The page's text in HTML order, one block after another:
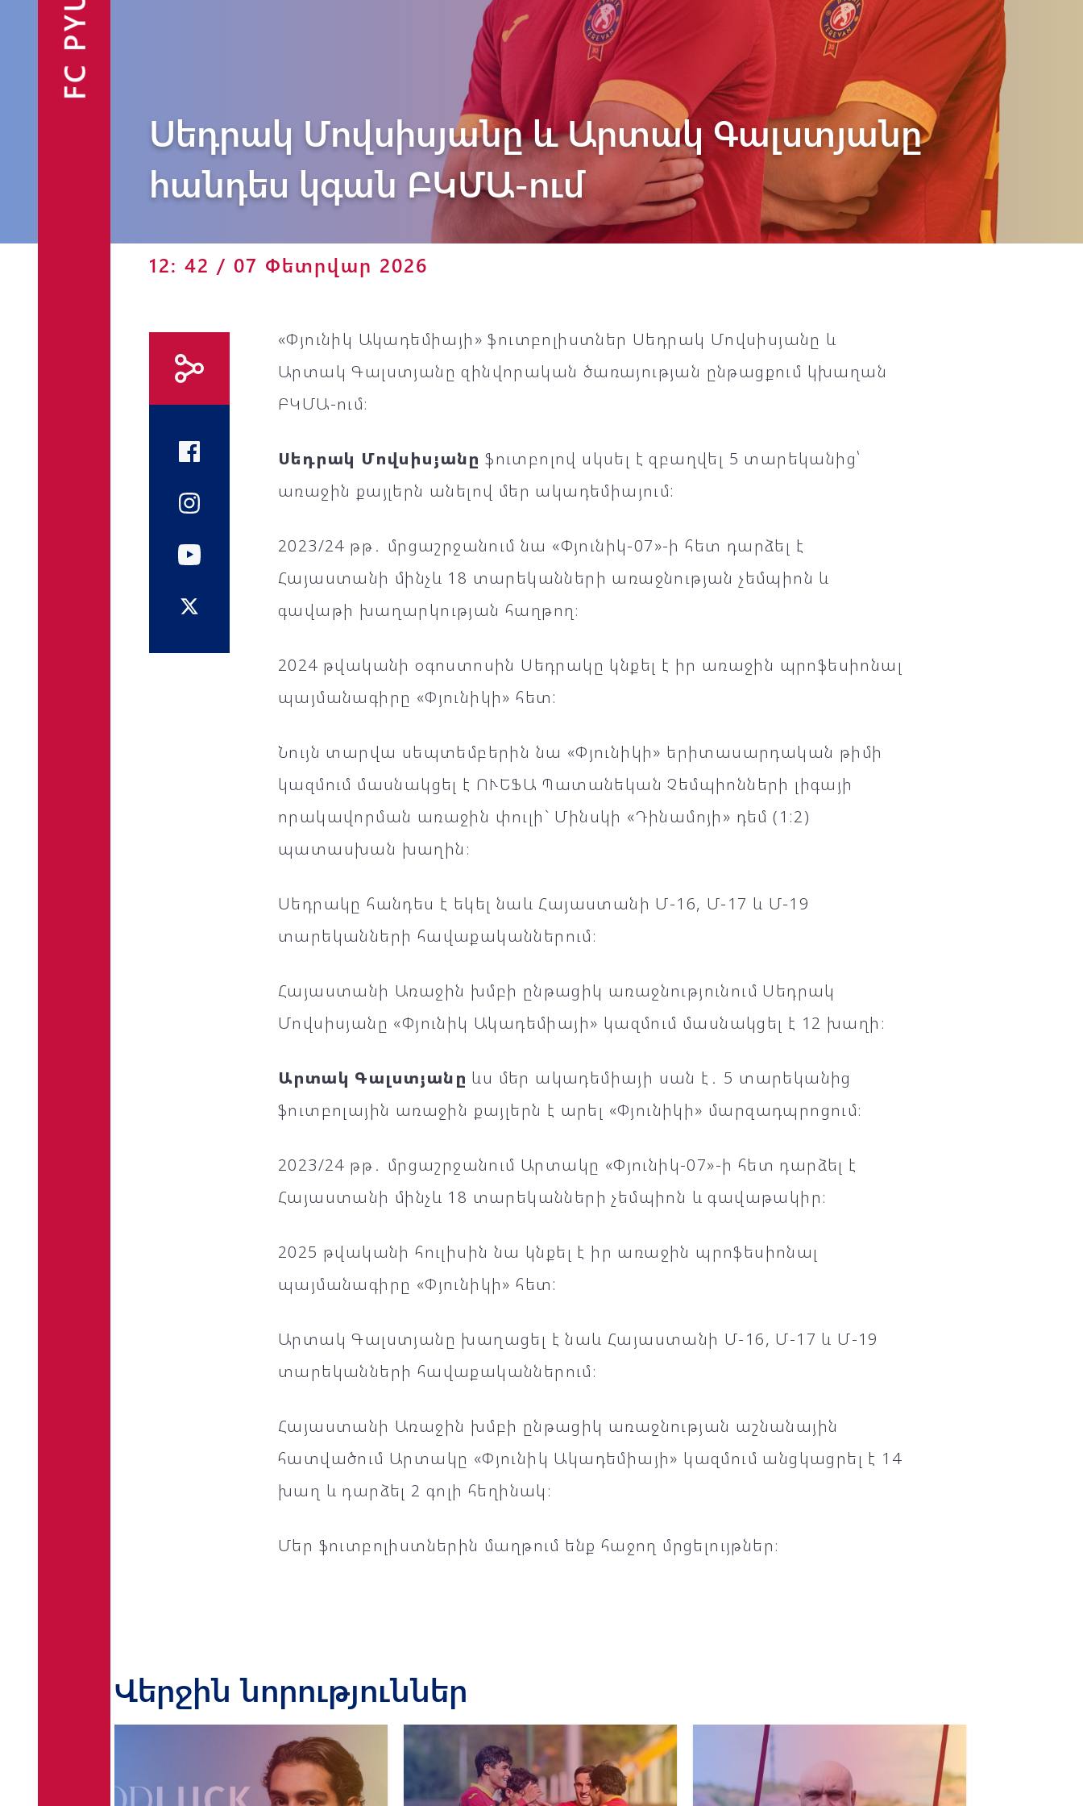
Փյունիկ 2012-2
Ֆանշոփ
Սեդրակ Մովսիսյանը և Արտակ Գալստյանը
հանդես կգան ԲԿՄԱ-ում
12: 42 / 07 Փետրվար 2026
«Փյունիկ Ակադեմիայի» ֆուտբոլիստներ Սեդրակ Մովսիսյանը և
Արտակ Գալստյանը զինվորական ծառայության ընթացքում կխաղան
ԲԿՄԱ-ում։
Սեդրակ Մովսիսյանը ֆուտբոլով սկսել է զբաղվել 5 տարեկանից՝
առաջին քայլերն անելով մեր ակադեմիայում:
2023/24 թթ․ մրցաշրջանում նա «Փյունիկ-07»-ի հետ դարձել է
Հայաստանի մինչև 18 տարեկանների առաջնության չեմպիոն և
գավաթի խաղարկության հաղթող։
2024 թվականի օգոստոսին Սեդրակը կնքել է իր առաջին պրոֆեսիոնալ
պայմանագիրը «Փյունիկի» հետ:
Նույն տարվա սեպտեմբերին նա «Փյունիկի» երիտասարդական թիմի
կազմում մասնակցել է ՈՒԵՖԱ Պատանեկան Չեմպիոնների լիգայի
որակավորման առաջին փուլի` Մինսկի «Դինամոյի» դեմ (1:2)
պատասխան խաղին։
Սեդրակը հանդես է եկել նաև Հայաստանի Մ-16, Մ-17 և Մ-19
տարեկանների հավաքականներում։
Հայաստանի Առաջին խմբի ընթացիկ առաջնությունում Սեդրակ
Մովսիսյանը «Փյունիկ Ակադեմիայի» կազմում մասնակցել է 12 խաղի։
Արտակ Գալստյանը ևս մեր ակադեմիայի սան է․ 5 տարեկանից
ֆուտբոլային առաջին քայլերն է արել «Փյունիկի» մարզադպրոցում։
2023/24 թթ․ մրցաշրջանում Արտակը «Փյունիկ-07»-ի հետ դարձել է
Հայաստանի մինչև 18 տարեկանների չեմպիոն և գավաթակիր։
2025 թվականի հուլիսին նա կնքել է իր առաջին պրոֆեսիոնալ
պայմանագիրը «Փյունիկի» հետ:
Արտակ Գալստյանը խաղացել է նաև Հայաստանի Մ-16, Մ-17 և Մ-19
տարեկանների հավաքականներում։
Հայաստանի Առաջին խմբի ընթացիկ առաջնության աշնանային
հատվածում Արտակը «Փյունիկ Ակադեմիայի» կազմում անցկացրել է 14
խաղ և դարձել 2 գոլի հեղինակ։
Մեր ֆուտբոլիստներին մաղթում ենք հաջող մրցելույթներ։
Վերջին նորություններ